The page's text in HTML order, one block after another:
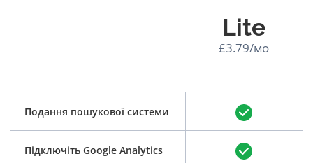
Подання пошукової системи
Підключіть Google Analytics
Lite
£3.79/мо